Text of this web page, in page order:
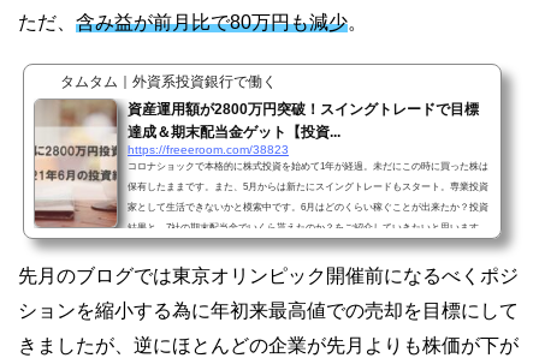
ただ、 含み益が前月比で80万円も減少。
タムタム｜外資系投資銀行で働く
資産運用額が2800万円突破！スイングトレードで目標
達成＆期末配当金ゲット【投資...
https://freeeroom.com/38823
コロナショックで本格的に株式投資を始めて1年が経過。未だにこの時に買った株は
保有したままです。また、5月からは新たにスイングトレードもスタート。専業投資
家として生活できないかと模索中です。6月はどのくらい稼ぐことが出来たか？投資
結果と、7社の期末配当金でいくら貰えたのか？をご紹介していきたいと思います。
有名企業の株が数百円からスマホで購入可能な「LINE証券」投資初心者におすす
め！東京オリンピック開催で株価への影響が心配…東京オリンピック・パラリンピ
ック開催について個人的には中止するべきだと思っていま...
先月のブログでは東京オリンピック開催前になるべくポジ
ションを縮小する為に年初来最高値での売却を目標にして
きましたが、逆にほとんどの企業が先月よりも株価が下が